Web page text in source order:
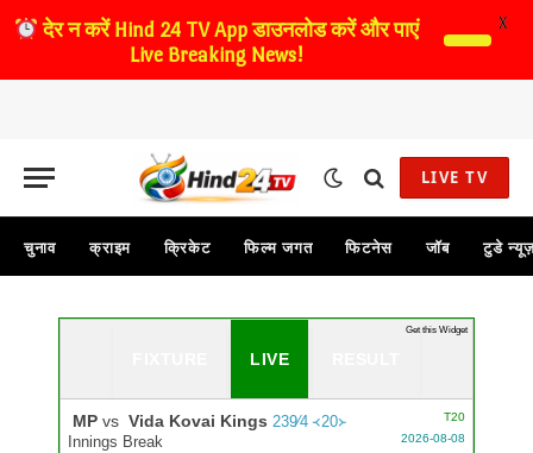
LIVE TV
चुनाव क्राइम क्रिकेट फिल्म जगत फिटनेस जॉब टुडे
...
LIVE
T20
MP vs Vida Kovai Kings 239∕4 ᚜20᚛
2026-08-08
Innings Break
Get this Widget
देर न करेंHind 24 TV App डाउनलोड करें और पाएं
Live Breaking News!
X